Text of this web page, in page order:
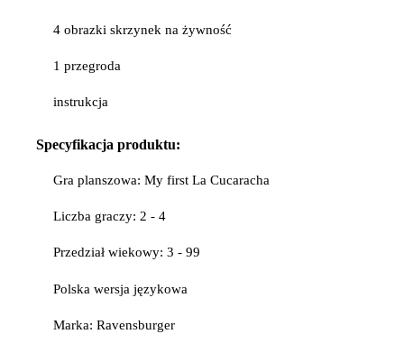
4 obrazki skrzynek na żywność
1 przegroda
instrukcja
Specyfikacja produktu:
Gra planszowa: My first La Cucaracha
Liczba graczy: 2 - 4
Przedział wiekowy: 3 - 99
Polska wersja językowa
Marka: Ravensburger